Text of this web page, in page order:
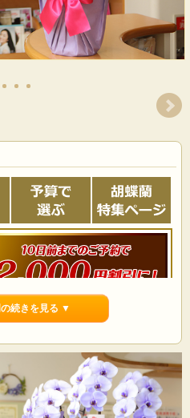
いただいた場合、10/11以降
確認メールは割引前の価格
内容の確認をさせていただ
続きを見る ▼